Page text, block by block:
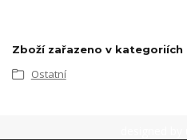
Zboží zařazeno v kategoriích
Ostatní